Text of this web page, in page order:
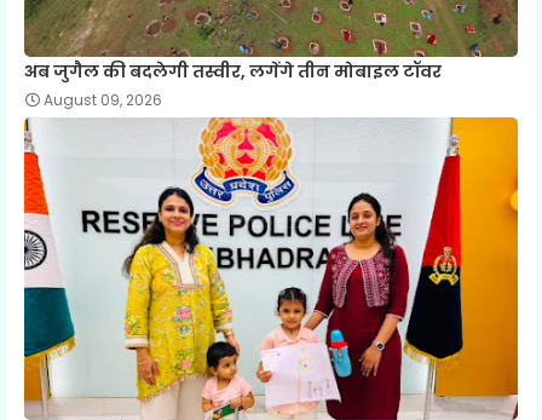
अब जुगैल की बदलेगी तस्वीर, लगेंगे तीन मोबाइल टॉवर
August 09, 2026